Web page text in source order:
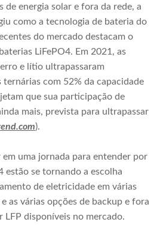
de energia solar e fora da rede, a
como a tecnologia de bateria do
do mercado destacam o
LiFePO4. Em 2021, as
e lítio ultrapassaram
com 52% da capacidade
que sua participação de
mais, prevista para ultrapassar
).
em uma jornada para entender por
estão se tornando a escolha
de eletricidade em várias
as várias opções de backup e fora
LFP disponíveis no mercado.